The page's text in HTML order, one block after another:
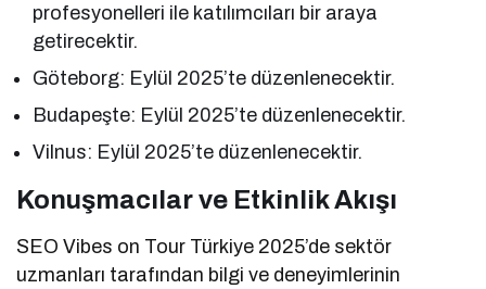
profesyonelleri ile katılımcıları bir araya
getirecektir.
Göteborg: Eylül 2025’te düzenlenecektir.
Budapeşte: Eylül 2025’te düzenlenecektir.
Vilnus: Eylül 2025’te düzenlenecektir.
Konuşmacılar ve Etkinlik Akışı
SEO Vibes on Tour Türkiye 2025’de sektör
uzmanları tarafından bilgi ve deneyimlerinin